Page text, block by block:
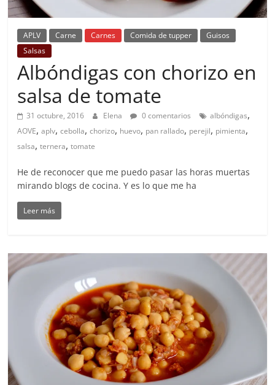
APLV Carne Carnes Comida de tupper
Guisos
Salsas
Albóndigas con chorizo en
salsa de tomate
31 octubre, 2016 Elena 0 comentarios albóndigas,
AOVE,aplv,cebolla,chorizo, huevo, pan rallado, perejil, pimienta,
salsa,ternera,tomate
He de reconocer que me puedo pasar las horas muertas
mirando blogs de cocina. Y es lo que me ha
Leer más